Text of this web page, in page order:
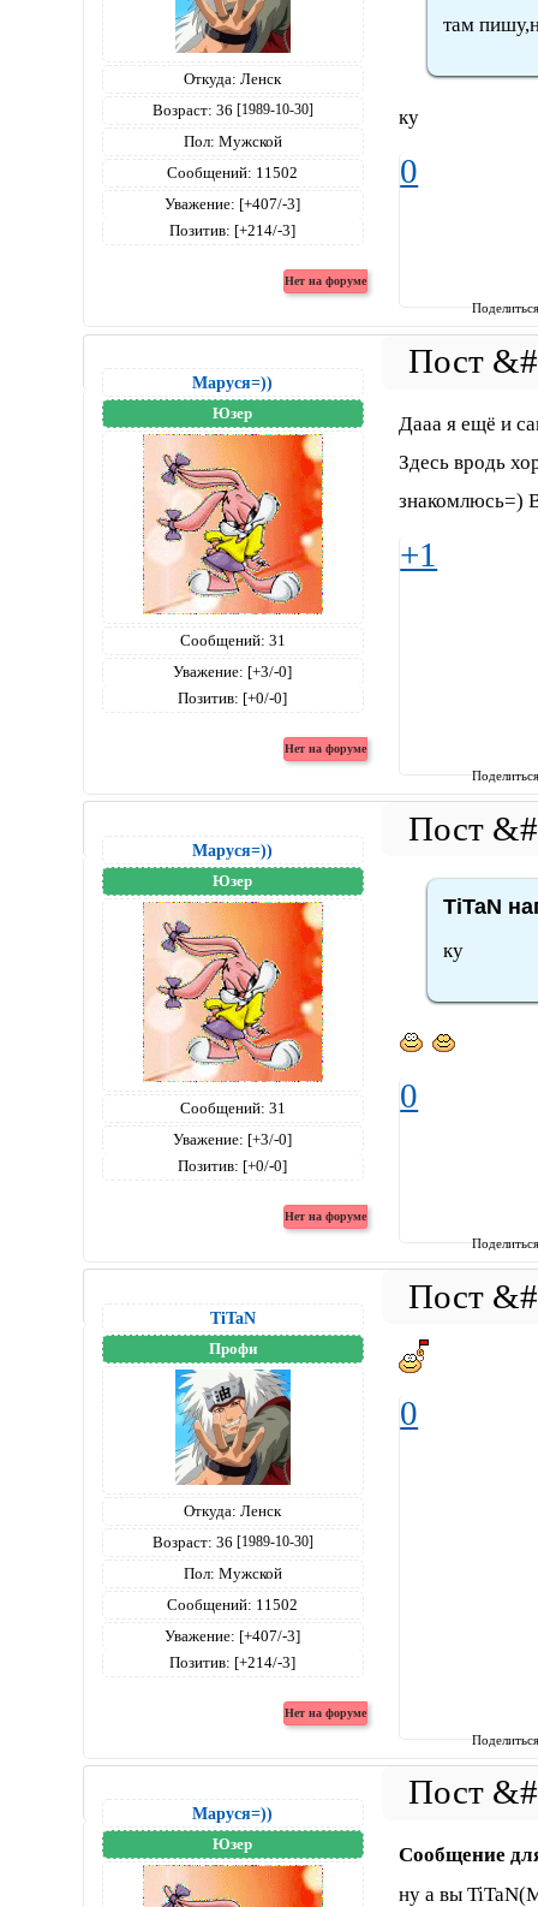
Откуда: Ленск
Возраст: 36 [1989-10-30]
Пол: Мужской
Сообщений: 11502
Уважение: [+407/-3]
Позитив: [+214/-3]
там
ку
0
Маруся=))
Юзер
Сообщений: 31
Уважение: [+3/-0]
Позитив: [+0/-0]
Дааа я ещё и
Здесь вродь
знакомлюсь=)
+1
Маруся=))
Юзер
Сообщений: 31
Уважение: [+3/-0]
Позитив: [+0/-0]
TiTaN
ку
0
TiTaN
Профи
Откуда: Ленск
Возраст: 36 [1989-10-30]
Пол: Мужской
Сообщений: 11502
Уважение: [+407/-3]
Позитив: [+214/-3]
0
Маруся=))
Юзер
Сообщение
ну а вы